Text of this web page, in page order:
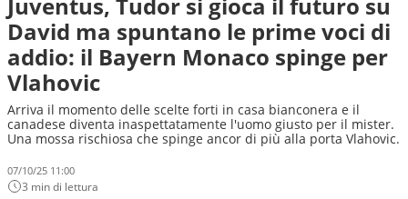
David ma spuntano le prime voci di
addio: il Bayern Monaco spinge per
Vlahovic
Arriva il momento delle scelte forti in casa bianconera e il
canadese diventa inaspettatamente l'uomo giusto per il mister.
Una mossa rischiosa che spinge ancor di più alla porta Vlahovic.
07/10/25 11:00
3 min di lettura